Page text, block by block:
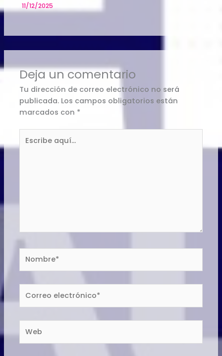
11/12/2025
Deja un comentario
Tu dirección de correo electrónico no será
publicada. Los campos obligatorios están
marcados con *
aquí...
electrónico*